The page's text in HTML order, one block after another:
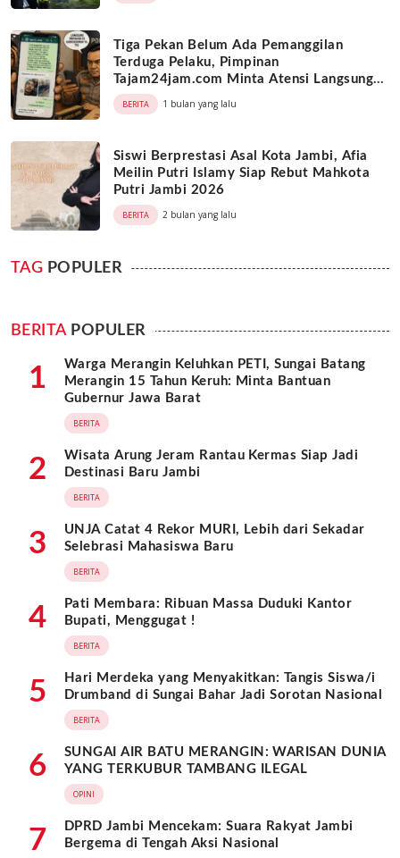
Tiga Pekan Belum Ada Pemanggilan
Terduga Pelaku, Pimpinan
Tajam24jam.com Minta Atensi Langsung
Kapolda Jambi
BERITA 1 bulan yang lalu
Siswi Berprestasi Asal Kota Jambi, Afia
Meilin Putri Islamy Siap Rebut Mahkota
Putri Jambi 2026
BERITA 2 bulan yang lalu
TAG POPULER
BERITAPOPULER
1
Warga Merangin Keluhkan PETI, Sungai Batang
Merangin 15 Tahun Keruh: Minta Bantuan
Gubernur Jawa Barat
BERITA
2
Wisata Arung Jeram Rantau Kermas Siap Jadi
Destinasi Baru Jambi
BERITA
3
UNJA Catat 4 Rekor MURI, Lebih dari Sekadar
Selebrasi Mahasiswa Baru
BERITA
4
Pati Membara: Ribuan Massa Duduki Kantor
Bupati, Menggugat !
BERITA
5
Hari Merdeka yang Menyakitkan: Tangis Siswa/i
Drumband di Sungai Bahar Jadi Sorotan Nasional
BERITA
6
SUNGAI AIR BATU MERANGIN: WARISAN DUNIA
YANG TERKUBUR TAMBANG ILEGAL
OPINI
7
DPRD Jambi Mencekam: Suara Rakyat Jambi
Bergema di Tengah Aksi Nasional